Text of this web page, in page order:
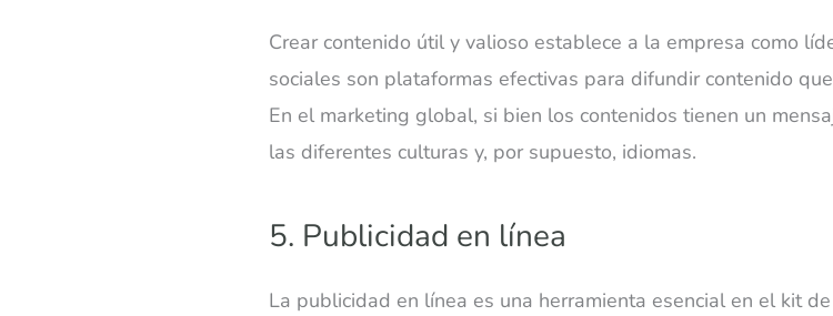
Crear contenido útil y valioso establece a la empresa como
sociales son plataformas efectivas para difundir contenido que
En el marketing global, si bien los contenidos tienen un
las diferentes culturas y, por supuesto, idiomas.
5. Publicidad en línea
La publicidad en línea es una herramienta esencial en el kit